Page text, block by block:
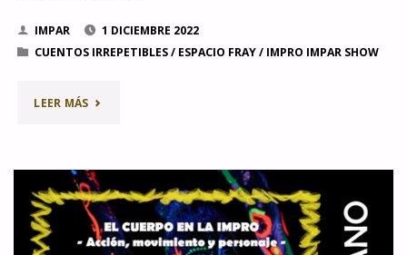
IMPAR
1 DICIEMBRE 2022
CUENTOS IRREPETIBLES/ ESPACIO FRAY/ IMPRO IMPAR SHOW
LEER MÁS"ESTE
CONTINUAN
LAS
TARDES